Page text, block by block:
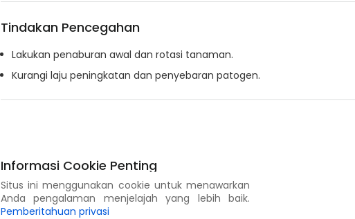
Tindakan Pencegahan
Lakukan penaburan awal dan rotasi tanaman.
Kurangi laju peningkatan dan penyebaran patogen.
Informasi Cookie Penting
Situs ini menggunakan cookie untuk menawarkan
Anda pengalaman menjelajah yang lebih baik.
Pemberitahuan privasi